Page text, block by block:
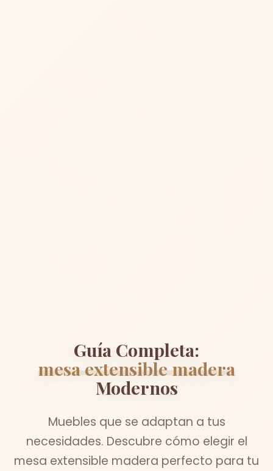
Guía Completa:
mesa extensible madera
Modernos
Muebles que se adaptan a tus
necesidades. Descubre cómo elegir el
mesa extensible madera perfecto para tu